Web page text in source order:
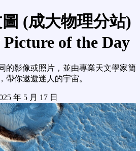
(成大物理分站)
of the Day
的影像或照片，並由專業天文學家簡
帶你遨遊迷人的宇宙。
年 5 月 17 日